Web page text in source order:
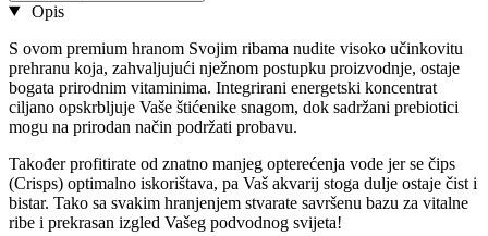
Opis
S ovom premium hranom Svojim ribama nudite visoko učinkovitu
prehranu koja, zahvaljujući nježnom postupku proizvodnje, ostaje
bogata prirodnim vitaminima. Integrirani energetski koncentrat
ciljano opskrbljuje Vaše štićenike snagom, dok sadržani prebiotici
mogu na prirodan način podržati probavu.
Također profitirate od znatno manjeg opterećenja vode jer se čips
(Crisps) optimalno iskorištava, pa Vaš akvarij stoga dulje ostaje čist i
bistar. Tako sa svakim hranjenjem stvarate savršenu bazu za vitalne
ribe i prekrasan izgled Vašeg podvodnog svijeta!